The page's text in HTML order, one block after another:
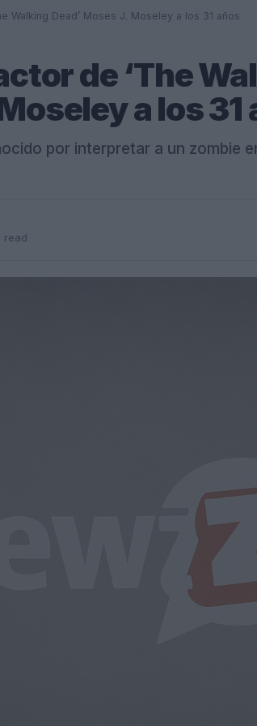
Walking Dead’ Moses J. Moseley a los 31 años
de ‘The
a los 31
por interpretar a un zombie
read